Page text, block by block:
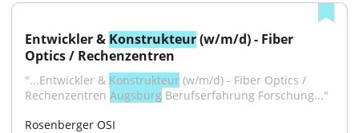
Entwickler & Konstrukteur (w/m/d) - Fiber
Optics / Rechenzentren
"...Entwickler & Konstrukteur (w/m/d) - Fiber Optics /
Rechenzentren Augsburg Berufserfahrung Forschung..."
Rosenberger OSI